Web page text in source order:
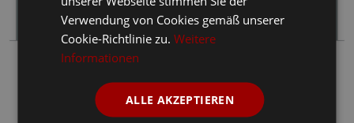
Verwendung von Cookies gemäß unserer
Cookie-Richtlinie zu.Weitere
Informationen
ALLE AKZEPTIEREN